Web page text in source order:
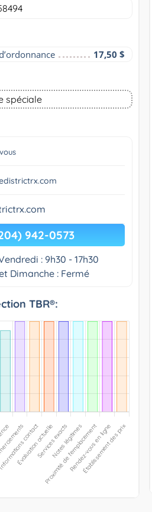
17,50 $
spéciale
942-0573
: 9h30 - 17h30
Dimanche : Fermé
TBR®: